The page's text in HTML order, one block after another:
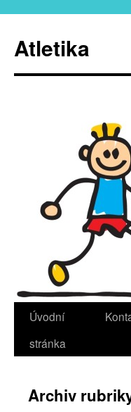
Atletika
Úvodní
stránka
Archiv